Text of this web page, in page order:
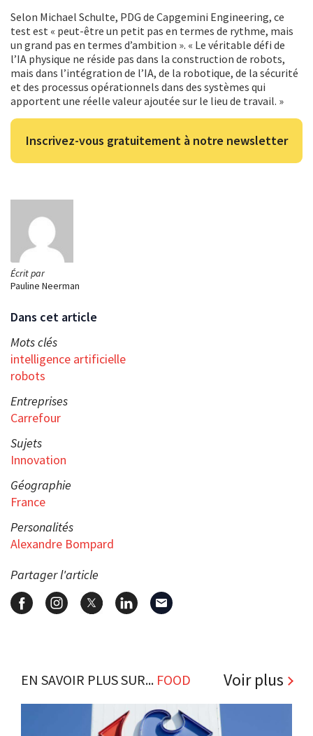
Écrit par
Pauline Neerman
Dans cet article
Mots clés
intelligence artificielle
robots
Entreprises
Carrefour
Sujets
Innovation
Géographie
France
Personalités
Alexandre Bompard
Partager l'article
Selon Michael Schulte, PDG de Capgemini Engineering, ce
test est « peut-être un petit pas en termes de rythme, mais
un grand pas en termes d’ambition ». « Le véritable défi de
l’IA physique ne réside pas dans la construction de robots,
mais dans l’intégration de l’IA, de la robotique, de la sécurité
et des processus opérationnels dans des systèmes qui
apportent une réelle valeur ajoutée sur le lieu de travail. »
Inscrivez-vous gratuitement à notre newsletter
EN SAVOIR PLUS SUR... FOOD Voir plus